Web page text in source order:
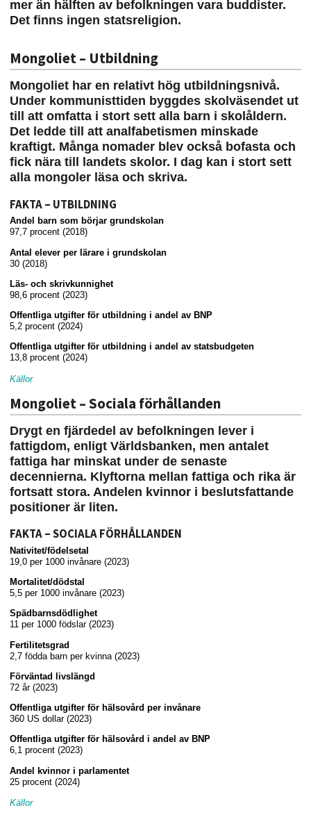
mer än hälften av befolkningen vara buddister.
Det finns ingen statsreligion.
Mongoliet – Utbildning
Mongoliet har en relativt hög utbildningsnivå.
Under kommunisttiden byggdes skolväsendet ut
till att omfatta i stort sett alla barn i skolåldern.
Det ledde till att analfabetismen minskade
kraftigt. Många nomader blev också bofasta och
fick nära till landets skolor. I dag kan i stort sett
alla mongoler läsa och skriva.
FAKTA – UTBILDNING
Andel barn som börjar grundskolan
97,7 procent (2018)
Antal elever per lärare i grundskolan
30 (2018)
Läs- och skrivkunnighet
98,6 procent (2023)
Offentliga utgifter för utbildning i andel av BNP
5,2 procent (2024)
Offentliga utgifter för utbildning i andel av statsbudgeten
13,8 procent (2024)
Källor
Mongoliet – Sociala förhållanden
Drygt en fjärdedel av befolkningen lever i
fattigdom, enligt Världsbanken, men antalet
fattiga har minskat under de senaste
decennierna. Klyftorna mellan fattiga och rika är
fortsatt stora. Andelen kvinnor i beslutsfattande
positioner är liten.
FAKTA – SOCIALA FÖRHÅLLANDEN
Nativitet/födelsetal
19,0 per 1000 invånare (2023)
Mortalitet/dödstal
5,5 per 1000 invånare (2023)
Spädbarnsdödlighet
11 per 1000 födslar (2023)
Fertilitetsgrad
2,7 födda barn per kvinna (2023)
Förväntad livslängd
72 år (2023)
Offentliga utgifter för hälsovård per invånare
360 US dollar (2023)
Offentliga utgifter för hälsovård i andel av BNP
6,1 procent (2023)
Andel kvinnor i parlamentet
25 procent (2024)
Källor